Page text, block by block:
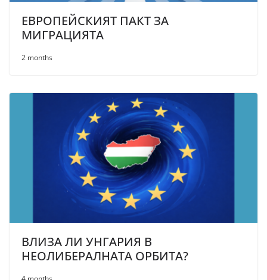
ЕВРОПЕЙСКИЯТ ПАКТ ЗА
МИГРАЦИЯТА
2 months
ВЛИЗА ЛИ УНГАРИЯ В
НЕОЛИБЕРАЛНАТА ОРБИТА?